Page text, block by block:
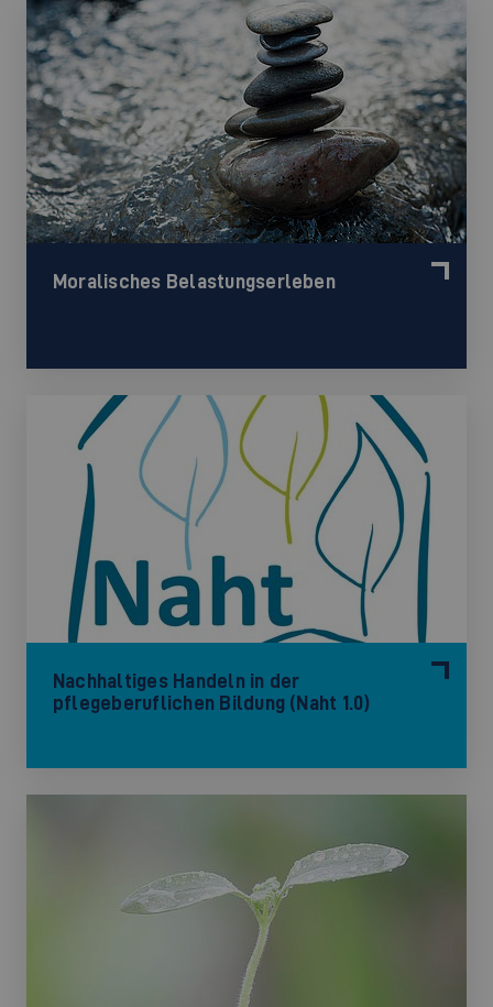
Moralisches Belastungserleben
Nachhaltiges Handeln in der
pflegeberuflichen Bildung (Naht 1.0)